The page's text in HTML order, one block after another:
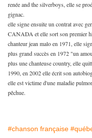
renée and the silverboys, elle se
gignac.
elle signe ensuite un contrat avec
CANADA et elle sort son premier
chanteur jean malo en 1971, elle
plus grand succès en 1972 "un
plus une chanteuse country, elle
1990, en 2002 elle écrit son
elle est victime d'une maladie
pêchue.
#chanson française